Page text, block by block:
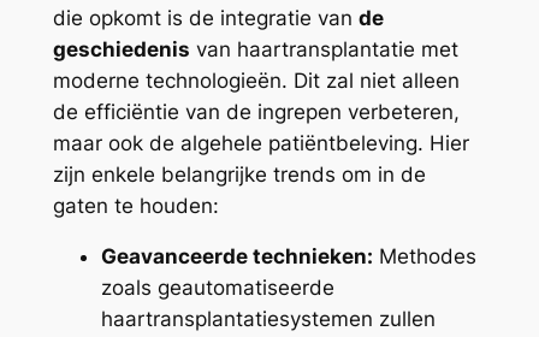
die opkomt is de integratie van de
geschiedenis van haartransplantatie met
moderne technologieën. Dit zal niet alleen
de efficiëntie van de ingrepen verbeteren,
maar ook de algehele patiëntbeleving. Hier
zijn enkele belangrijke trends om in de
gaten te houden:
Geavanceerde technieken: Methodes
zoals geautomatiseerde
haartransplantatiesystemen zullen